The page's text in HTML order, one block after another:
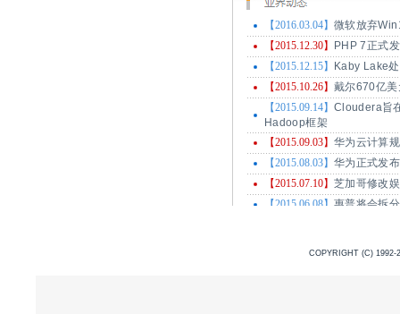
COPYRIGHT (C) 1992-